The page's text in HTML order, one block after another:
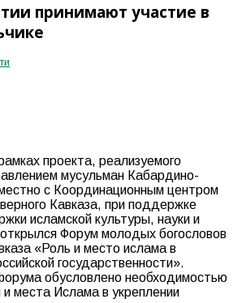
принимают участие в
проекта, реализуемого
мусульман Кабардино-
с Координационным центром
Кавказа, при поддержке
исламской культуры, науки и
Форум молодых богословов
«Роль и место ислама в
государственности».
обусловлено необходимостью
и места Ислама в укреплении